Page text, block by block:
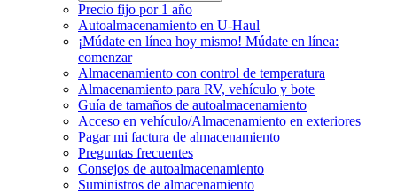
Precio fijo por 1 año
Autoalmacenamiento en U-Haul
¡Múdate en línea hoy mismo! Múdate en línea:
comenzar
Almacenamiento con control de temperatura
Almacenamiento para RV, vehículo y bote
Guía de tamaños de autoalmacenamiento
Acceso en vehículo/Almacenamiento en exteriores
Pagar mi factura de almacenamiento
Preguntas frecuentes
Consejos de autoalmacenamiento
Suministros de almacenamiento